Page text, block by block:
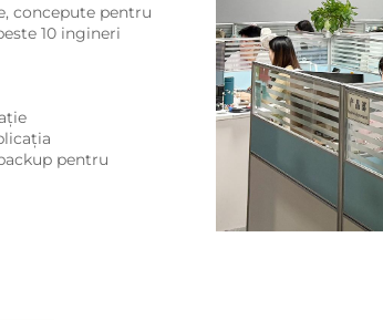
concepute pentru
10 ingineri
pentru